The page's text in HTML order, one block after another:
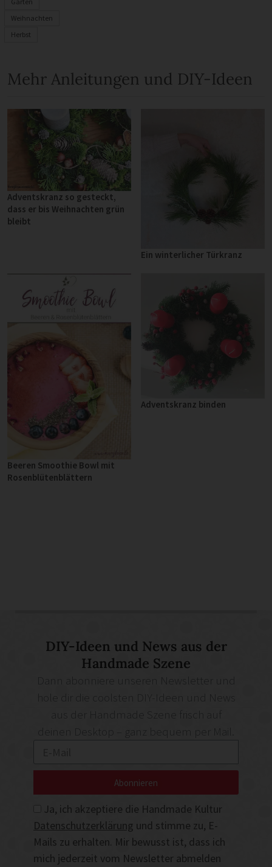
Weihnachten
Herbst
Mehr Anleitungen und DIY-Ideen
Adventskranz so gesteckt,
dass er bis Weihnachten grün
bleibt
Ein winterlicher Türkranz
Beeren Smoothie Bowl mit
Rosenblütenblättern
Adventskranz binden
DIY-Ideen und News aus der
Handmade Szene
deinen Desktop – ganz bequem per Mail.
Ja, ich akzeptiere die Handmade Kultur
Datenschutzerklärung und stimme zu, E-
Mails zu erhalten. Mir bewusst ist, dass ich
mich jederzeit vom Newsletter abmelden
Abonnieren